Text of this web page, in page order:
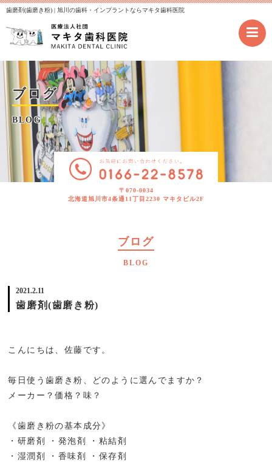
歯磨剤(歯磨き粉) | 旭川の歯科・インプラントならマキタ歯科医院
ブログ
BLOG
〒070-0034
北海道旭川市4条通11丁目2230 マキタビル2F
ブログ
BLOG
2021.2.11
歯磨剤(歯磨き粉)
こんにちは、佐藤です。
毎日使う歯磨き粉、どのように選んでますか？
メーカー？価格？味？
《歯磨き粉の基本成分》
・研磨剤 ・発泡剤 ・粘結剤
・湿潤剤 ・香味剤 ・保存剤